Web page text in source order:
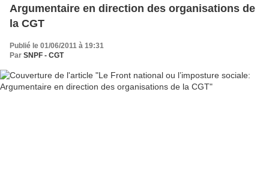
Argumentaire en direction des organisations de
la CGT
Publié le 01/06/2011 à 19:31
Par SNPF - CGT